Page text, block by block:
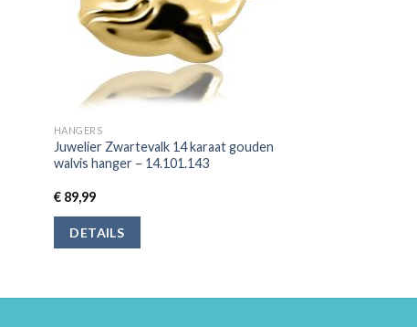
HANGERS
Juwelier Zwartevalk 14 karaat gouden
walvis hanger – 14.101.143
€89,99
DETAILS